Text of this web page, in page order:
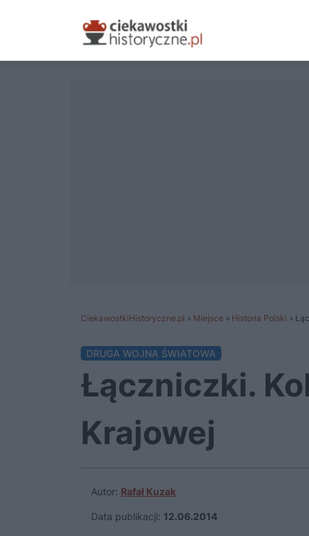
CiekawostkiHistoryczne.pl » Miejsce » Historia Polski »
DRUGA WOJNA ŚWIATOWA
Łączniczki.
Krajowej
Autor: Rafał Kuzak
Data publikacji: 12.06.2014